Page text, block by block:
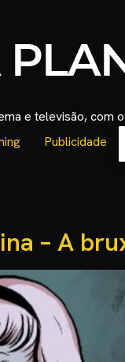
e televisão,
Publicidade
– A